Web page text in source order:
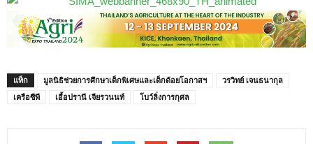
แท็ก มูลนิธิช่วยการศึกษาเด็กพิเศษและเด็กด้อยโอกาสฯ
วรวิทย์ เจนธนากุล
เครือซีพี
เอื้อปรานี เจียรวนนท์ โบว์ลิ่งการกุศล